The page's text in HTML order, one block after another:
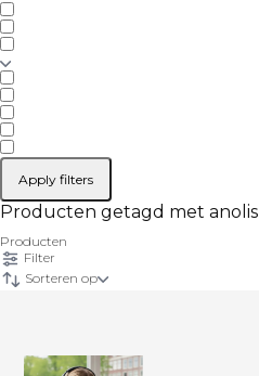
Apply filters
Producten getagd met anolis
Producten
Filter
Sorteren op